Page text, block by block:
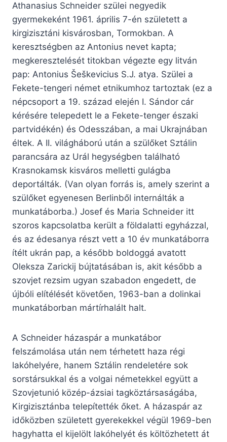
Athanasius Schneider szülei negyedik
gyermekeként 1961. április 7-én született a
kirgizisztáni kisvárosban, Tormokban. A
keresztségben az Antonius nevet kapta;
megkeresztelését titokban végezte egy litván
pap: Antonius Šeškevicius S.J. atya. Szülei a
Fekete-tengeri német etnikumhoz tartoztak (ez a
népcsoport a 19. század elején I. Sándor cár
kérésére telepedett le a Fekete-tenger északi
partvidékén) és Odesszában, a mai Ukrajnában
éltek. A II. világháború után a szülőket Sztálin
parancsára az Urál hegységben található
Krasnokamsk kisváros melletti gulágba
deportálták. (Van olyan forrás is, amely szerint a
szülőket egyenesen Berlinből internálták a
munkatáborba.) Josef és Maria Schneider itt
szoros kapcsolatba került a földalatti egyházzal,
és az édesanya részt vett a 10 év munkatáborra
ítélt ukrán pap, a később boldoggá avatott
Oleksza Zarickij bújtatásában is, akit később a
szovjet rezsim ugyan szabadon engedett, de
újbóli elítélését követően, 1963-ban a dolinkai
munkatáborban mártírhalált halt.
A Schneider házaspár a munkatábor
felszámolása után nem térhetett haza régi
lakóhelyére, hanem Sztálin rendeletére sok
sorstársukkal és a volgai németekkel együtt a
Szovjetunió közép-ázsiai tagköztársaságába,
Kirgizisztánba telepítették őket. A házaspár az
időközben született gyerekekkel végül 1969-ben
hagyhatta el kijelölt lakóhelyét és költözhetett át